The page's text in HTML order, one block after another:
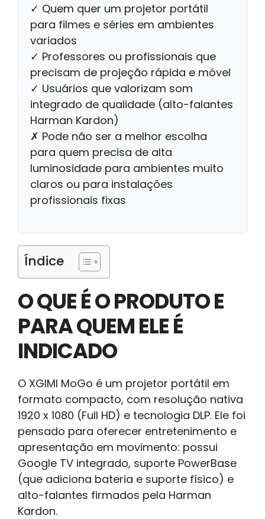
✓ Quem quer um projetor portátil
para filmes e séries em ambientes
variados
✓ Professores ou profissionais que
precisam de projeção rápida e móvel
✓ Usuários que valorizam som
integrado de qualidade (alto-falantes
Harman Kardon)
✗ Pode não ser a melhor escolha
para quem precisa de alta
luminosidade para ambientes muito
claros ou para instalações
profissionais fixas
Índice
O QUE É O PRODUTO E
PARA QUEM ELE É
INDICADO
O XGIMI MoGo é um projetor portátil em
formato compacto, com resolução nativa
1920 x 1080 (Full HD) e tecnologia DLP. Ele foi
pensado para oferecer entretenimento e
apresentação em movimento: possui
Google TV integrado, suporte PowerBase
(que adiciona bateria e suporte físico) e
alto-falantes firmados pela Harman
Kardon.